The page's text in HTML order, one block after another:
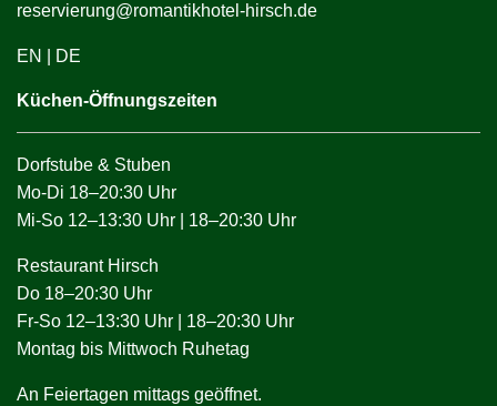
reservierung@romantikhotel-hirsch.de
EN DE
Küchen-Öffnungszeiten
Dorfstube & Stuben
Mo-Di 18–20:30 Uhr
Mi-So 12–13:30 Uhr | 18–20:30 Uhr
Restaurant Hirsch
Do 18–20:30 Uhr
Fr-So 12–13:30 Uhr | 18–20:30 Uhr
Montag bis Mittwoch Ruhetag
An Feiertagen mittags geöffnet.